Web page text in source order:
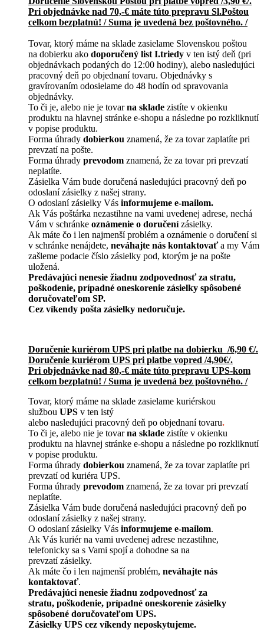
Pri objednávke nad 70,-€ máte túto prepravu Sl.Poštou
celkom bezplatnú! / Suma je uvedená bez poštovného. /
Tovar, ktorý máme na sklade zasielame Slovenskou poštou
na dobierku ako doporučený list I.triedy v ten istý deň (pri
objednávkach podaných do 12:00 hodiny), alebo nasledujúci
pracovný deň po objednaní tovaru. Objednávky s
gravírovaním odosielame do 48 hodín od spravovania
objednávky.
To či je, alebo nie je tovarna sklade zistíte v okienku
produktu na hlavnej stránke e-shopu a následne po rozkliknutí
v popise produktu.
Forma úhrady dobierkou znamená, že za tovar zaplatíte pri
prevzatí na pošte.
Forma úhrady prevodom znamená, že za tovar pri prevzatí
neplatíte.
Zásielka Vám bude doručená nasledujúci pracovný deň po
odoslaní zásielky z našej strany.
O odoslaní zásielky Vás informujeme e-mailom.
Ak Vás poštárka nezastihne na vami uvedenej adrese, nechá
Vám v schránke oznámenie o doručenízásielky.
Ak máte čo i len najmenší problém a oznámenie o doručení si
v schránke nenájdete, neváhajte nás kontaktovaťa my Vám
zašleme podacie číslo zásielky pod, ktorým je na pošte
uložená.
Predávajúci nenesie žiadnu zodpovednosť za stratu,
poškodenie, prípadné oneskorenie zásielky spôsobené
doručovateľom SP.
Cez víkendy pošta zásielky nedoručuje.
Doručenie kuriérom UPS pri platbe na dobierku /6,90 €/.
Doručenie kuriérom UPS pri platbe vopred /4,90€/.
Pri objednávke nad 80,-€ máte túto prepravu UPS-kom
celkom bezplatnú! / Suma je uvedená bez poštovného. /
Tovar, ktorý máme na sklade zasielame kuriérskou
službou UPS v ten istý
alebo nasledujúci pracovný deň po objednaní tovaru.
To či je, alebo nie je tovarna sklade zistíte v okienku
produktu na hlavnej stránke e-shopu a následne po rozkliknutí
v popise produktu.
Forma úhrady dobierkou znamená, že za tovar zaplatíte pri
prevzatí od kuriéra UPS.
Forma úhrady prevodom znamená, že za tovar pri prevzatí
neplatíte.
Zásielka Vám bude doručená nasledujúci pracovný deň po
odoslaní zásielky z našej strany.
O odoslaní zásielky Vás informujeme e-mailom.
Ak Vás kuriér na vami uvedenej adrese nezastihne,
telefonicky sa s Vami spojí a dohodne sa na
prevzatí zásielky.
Ak máte čo i len najmenší problém, neváhajte nás
kontaktovať.
Predávajúci nenesie žiadnu zodpovednosť za
stratu, poškodenie, prípadné oneskorenie zásielky
spôsobené doručovateľom UPS.
Zásielky UPS cez víkendy neposkytujeme.